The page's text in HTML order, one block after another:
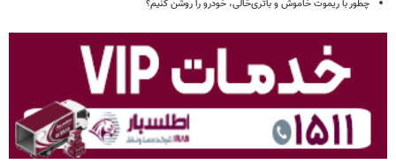
چطور با ریموت خاموش و باتری‌خالی، خودرو را روشن کنیم؟